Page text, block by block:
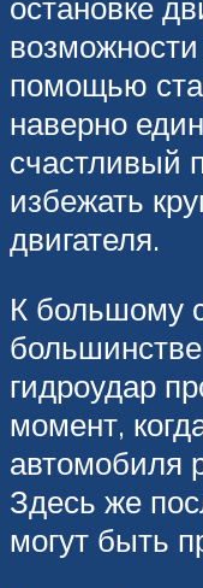
возможности
помощью
наверно
счастливый
избежать
двигателя.
К большому
гидроудар
момент,
автомобиля
Здесь же
могут быть